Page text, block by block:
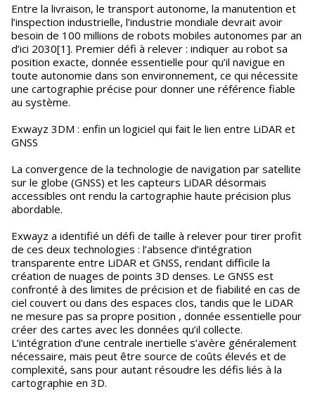
Entre la livraison, le transport autonome, la manutention et
l’inspection industrielle, l’industrie mondiale devrait avoir
besoin de 100 millions de robots mobiles autonomes par an
d’ici 2030[1]. Premier défi à relever : indiquer au robot sa
position exacte, donnée essentielle pour qu’il navigue en
toute autonomie dans son environnement, ce qui nécessite
une cartographie précise pour donner une référence fiable
au système.
Exwayz 3DM : enfin un logiciel qui fait le lien entre LiDAR et
GNSS
La convergence de la technologie de navigation par satellite
sur le globe (GNSS) et les capteurs LiDAR désormais
accessibles ont rendu la cartographie haute précision plus
abordable.
Exwayz a identifié un défi de taille à relever pour tirer profit
de ces deux technologies : l’absence d’intégration
transparente entre LiDAR et GNSS, rendant difficile la
création de nuages de points 3D denses. Le GNSS est
confronté à des limites de précision et de fiabilité en cas de
ciel couvert ou dans des espaces clos, tandis que le LiDAR
ne mesure pas sa propre position , donnée essentielle pour
créer des cartes avec les données qu’il collecte.
L’intégration d’une centrale inertielle s’avère généralement
nécessaire, mais peut être source de coûts élevés et de
complexité, sans pour autant résoudre les défis liés à la
cartographie en 3D.